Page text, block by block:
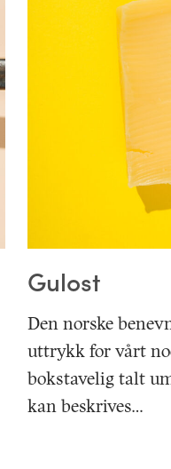
Gulost
Den norske
uttrykk for vårt
bokstavelig talt
kan beskrives…